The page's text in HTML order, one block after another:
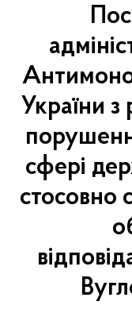
України з
сфері
стосовно